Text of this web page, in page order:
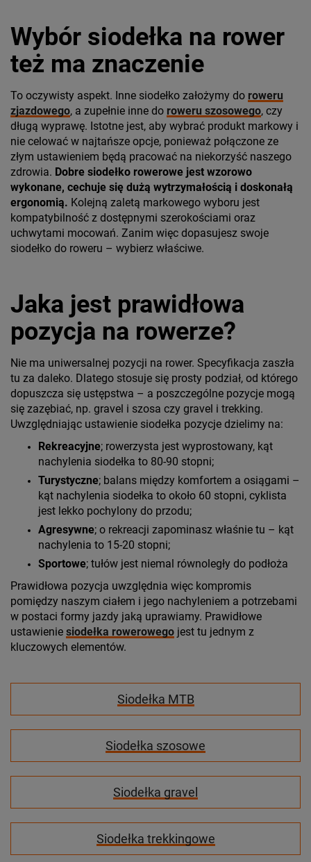
Wybór siodełka na rower
też ma znaczenie
To oczywisty aspekt. Inne siodełko założymy do roweru
zjazdowego, a zupełnie inne do roweru szosowego, czy
długą wyprawę. Istotne jest, aby wybrać produkt markowy i
nie celować w najtańsze opcje, ponieważ połączone ze
złym ustawieniem będą pracować na niekorzyść naszego
zdrowia. Dobre siodełko rowerowe jest wzorowo
wykonane, cechuje się dużą wytrzymałością i doskonałą
ergonomią. Kolejną zaletą markowego wyboru jest
kompatybilność z dostępnymi szerokościami oraz
uchwytami mocowań. Zanim więc dopasujesz swoje
siodełko do roweru – wybierz właściwe.
Jaka jest prawidłowa
pozycja na rowerze?
Nie ma uniwersalnej pozycji na rower. Specyfikacja zaszła
tu za daleko. Dlatego stosuje się prosty podział, od którego
dopuszcza się ustępstwa – a poszczególne pozycje mogą
się zazębiać, np. gravel i szosa czy gravel i trekking.
Uwzględniając ustawienie siodełka pozycje dzielimy na:
Rekreacyjne; rowerzysta jest wyprostowany, kąt
nachylenia siodełka to 80-90 stopni;
Turystyczne; balans między komfortem a osiągami –
kąt nachylenia siodełka to około 60 stopni, cyklista
jest lekko pochylony do przodu;
Agresywne; o rekreacji zapominasz właśnie tu – kąt
nachylenia to 15-20 stopni;
Sportowe; tułów jest niemal równoległy do podłoża
Prawidłowa pozycja uwzględnia więc kompromis
pomiędzy naszym ciałem i jego nachyleniem a potrzebami
w postaci formy jazdy jaką uprawiamy. Prawidłowe
ustawienie siodełka rowerowego jest tu jednym z
kluczowych elementów.
Siodełka MTB
Siodełka szosowe
Siodełka gravel
Siodełka trekkingowe